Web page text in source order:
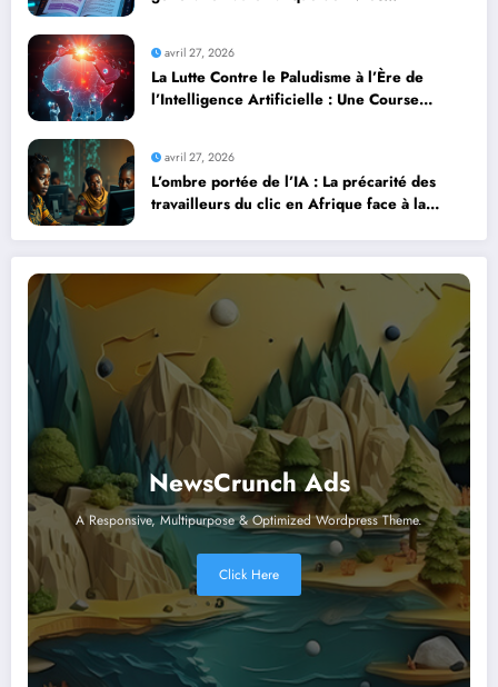
avril 27, 2026
La Lutte Contre le Paludisme à l’Ère de
l’Intelligence Artificielle : Une Course
avril 27, 2026
L’ombre portée de l’IA : La précarité des
travailleurs du clic en Afrique face à la
NewsCrunch Ads
A Responsive, Multipurpose & Optimized Wordpress Theme.
Click Here